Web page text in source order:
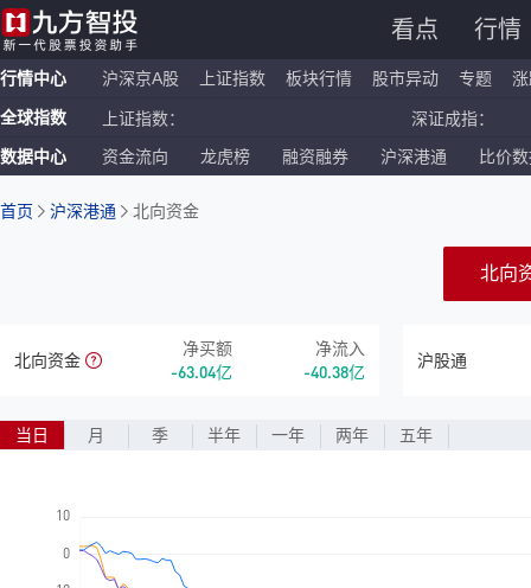
看点 行情
行情中心 沪深京A股 上证指数 板块行情 股市异动 专题
全球指数 上证指数： 深证成指：
恒生指数： 国企指数：
数据中心 资金流向 龙虎榜 融资融券 沪深港通 比价
首页 沪深港通 北向资金
北向
北向资金
净买额
-63.04亿
净流入
-40.38亿
沪股通
当日 月 季 半年 一年 两年 五年